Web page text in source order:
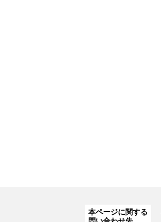
本ページに関する